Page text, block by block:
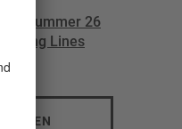
Summer 26
Lines